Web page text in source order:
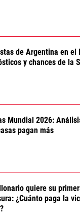
de Argentina en el
y chances de la
Mundial 2026:
pagan más
quiere su
¿Cuánto paga la